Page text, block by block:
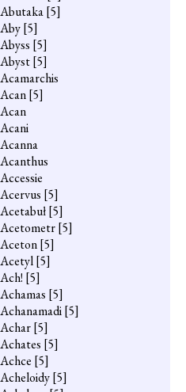
Abutaka[5]
Aby[5]
Abyss [5]
Abyst[5]
Acamarchis
Acan[5]
Acan
Acani
Acanna
Acanthus
Accessie
Acervus [5]
Acetabuł[5]
Acetometr[5]
Aceton[5]
Acetyl[5]
Ach! [5]
Achamas [5]
Achanamadi[5]
Achar[5]
Achates [5]
Achce [5]
Acheloidy[5]